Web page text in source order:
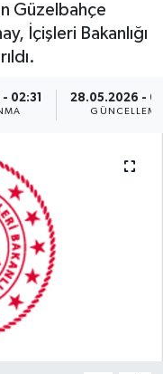
Güzelbahçe
İçişleri Bakanlığı
02:31 28.05.2026 -
GÜNCELLEME